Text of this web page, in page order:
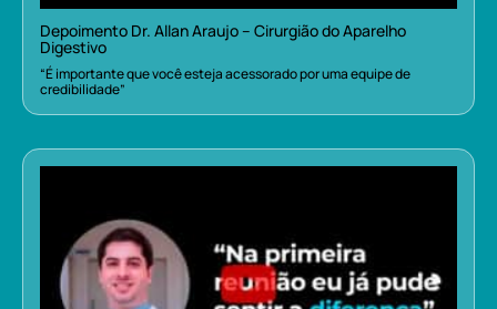
Depoimento Dr. Allan Araujo – Cirurgião do Aparelho
Digestivo
“É importante que você esteja acessorado por uma equipe de
credibilidade”